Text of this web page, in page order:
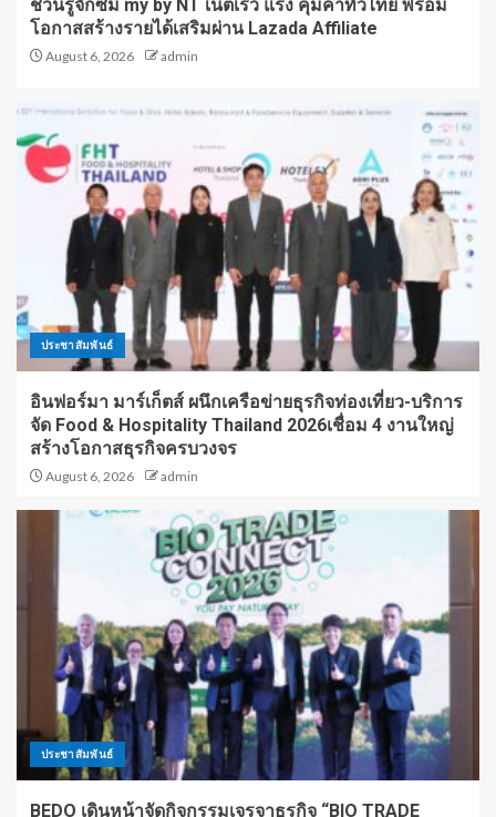
ชวนรู้จักซิม my by NT เน็ตเร็ว แรง คุ้มค่าทั่วไทย พร้อม
โอกาสสร้างรายได้เสริมผ่าน Lazada Affiliate
August 6, 2026 admin
ประชาสัมพันธ์
อินฟอร์มา มาร์เก็ตส์ ผนึกเครือข่ายธุรกิจท่องเที่ยว-บริการ
จัด Food & Hospitality Thailand 2026เชื่อม 4 งานใหญ่
สร้างโอกาสธุรกิจครบวงจร
August 6, 2026 admin
ประชาสัมพันธ์
BEDO เดินหน้าจัดกิจกรรมเจรจาธุรกิจ “BIO TRADE